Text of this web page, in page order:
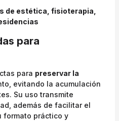
de estética, fisioterapia,
para
para preservar la
evitando la acumulación
Su uso transmite
además de facilitar el
formato práctico y